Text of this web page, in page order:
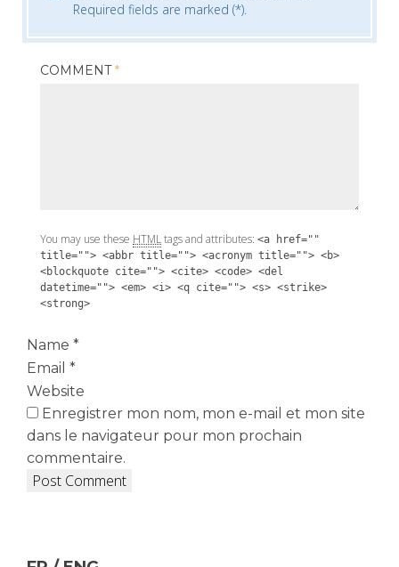
Required fields are marked (*).
COMMENT*
You may use these HTMLtags and attributes: <a href=""
title=""> <abbr title=""> <acronym title=""> <b>
<blockquote cite=""> <cite> <code> <del
datetime=""> <em> <i> <q cite=""> <s> <strike>
<strong>
Name *
Email *
Website
Enregistrer mon nom, mon e-mail et mon site
dans le navigateur pour mon prochain
commentaire.